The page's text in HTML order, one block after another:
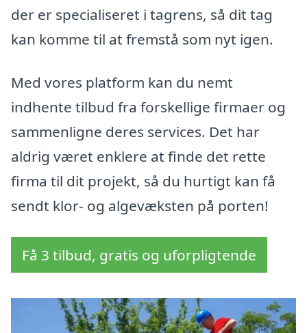
der er specialiseret i tagrens, så dit tag
kan komme til at fremstå som nyt igen.
Med vores platform kan du nemt
indhente tilbud fra forskellige firmaer og
sammenligne deres services. Det har
aldrig været enklere at finde det rette
firma til dit projekt, så du hurtigt kan få
sendt klor- og algevæksten på porten!
Få 3 tilbud, gratis og uforpligtende